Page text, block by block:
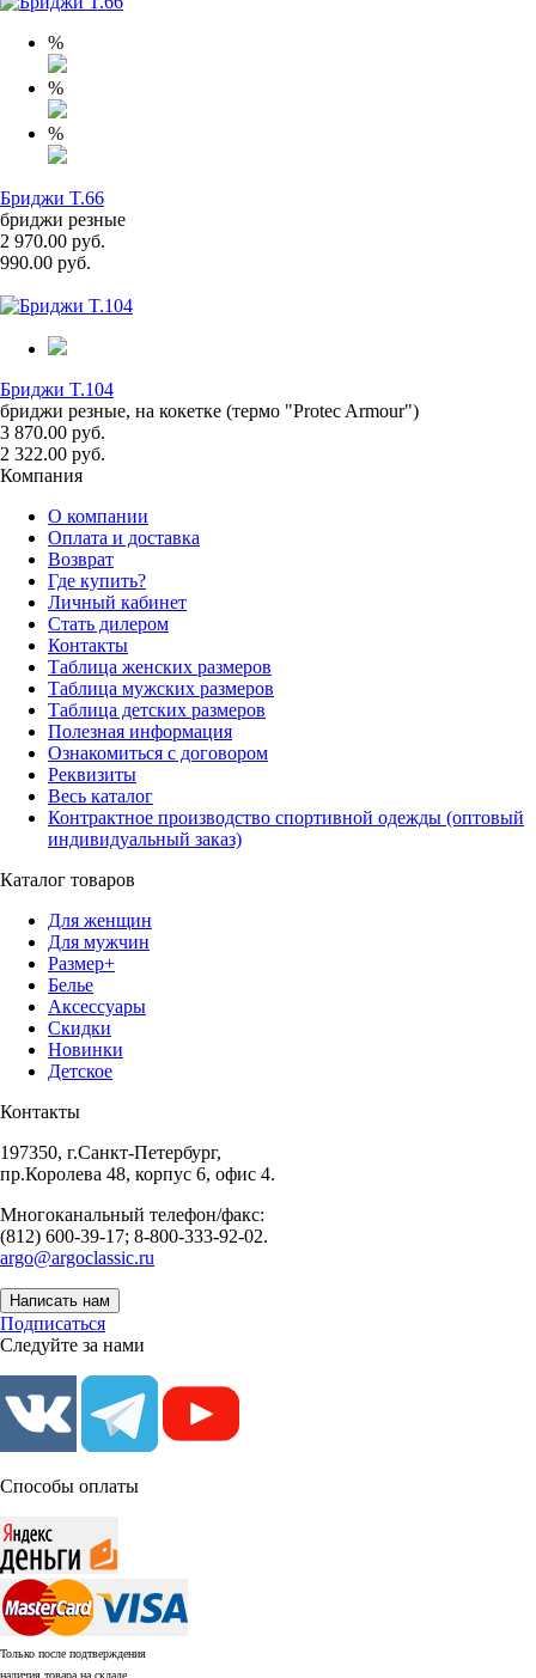
%
%
%
Бриджи T.66
бриджи резные
2 970.00 руб.
990.00 руб.
Бриджи T.104
бриджи резные, на кокетке (термо "Protec Armour")
3 870.00 руб.
2 322.00 руб.
Компания
О компании
Оплата и доставка
Возврат
Где купить?
Личный кабинет
Стать дилером
Контакты
Таблица женских размеров
Таблица мужских размеров
Таблица детских размеров
Полезная информация
Ознакомиться с договором
Реквизиты
Весь каталог
Контрактное производство спортивной одежды (оптовый
индивидуальный заказ)
Каталог товаров
Для женщин
Для мужчин
Размер+
Белье
Аксессуары
Скидки
Новинки
Детское
Контакты
197350, г.Санкт-Петербург,
пр.Королева 48, корпус 6, офис 4.
Многоканальный телефон/факс:
(812) 600-39-17; 8-800-333-92-02.
argo@argoclassic.ru
Написать нам
Подписаться
Следуйте за нами
Способы оплаты
Только после подтверждения